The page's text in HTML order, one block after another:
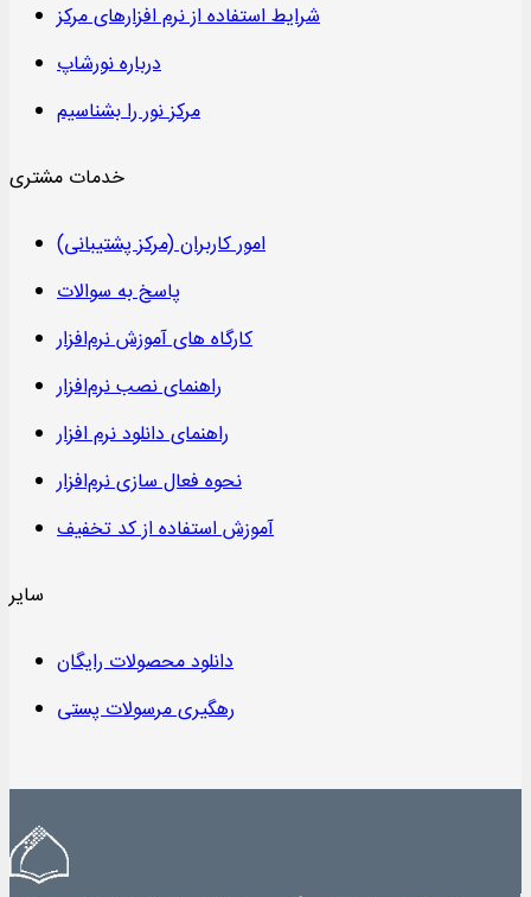
شرایط استفاده از نرم افزارهای مرکز
درباره نورشاپ
مرکز نور را بشناسیم
خدمات مشتری
امور کاربران (مرکز پشتیبانی)
پاسخ به سوالات
کارگاه های آموزش نرم‌افزار
راهنمای نصب نرم‌افزار
راهنمای دانلود نرم افزار
نحوه فعال سازی نرم‌افزار
آموزش استفاده از کد تخفیف
سایر
دانلود محصولات رایگان
رهگیری مرسولات پستی